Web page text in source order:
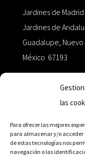
las
Para ofrecer las mejores
para almacenar y/o
de estas tecnologías nos
navegación o las
Jardines de
Jardines de
Guadalupe,
México 67193
+52 811.499.5638
RED DE